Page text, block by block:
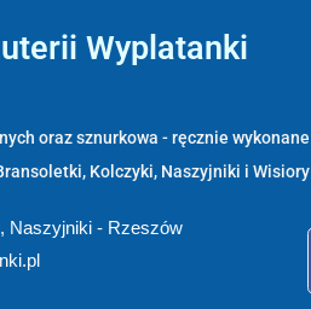
Wyplatanki
oraz sznurkowa - ręcznie wykonane
Kolczyki, Naszyjniki i Wisiory
Naszyjniki - Rzeszów